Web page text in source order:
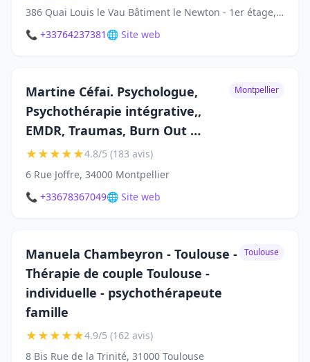
386 Quai Louis le Vau Bâtiment le Newton - 1er étage, 34080 Montpellier
📞 +33764237381 🌐 Site web
Martine Céfai. Psychologue,
Psychothérapie intégrative,,
EMDR, Traumas, Burn Out …
Montpellier
★★★★★4.8/5 (183 avis)
6 Rue Joffre, 34000 Montpellier
📞 +33678367049🌐 Site web
Manuela Chambeyron - Toulouse -
Thérapie de couple Toulouse -
individuelle - psychothérapeute
famille
Toulouse
★★★★★4.9/5 (162 avis)
8 Bis Rue de la Trinité, 31000 Toulouse